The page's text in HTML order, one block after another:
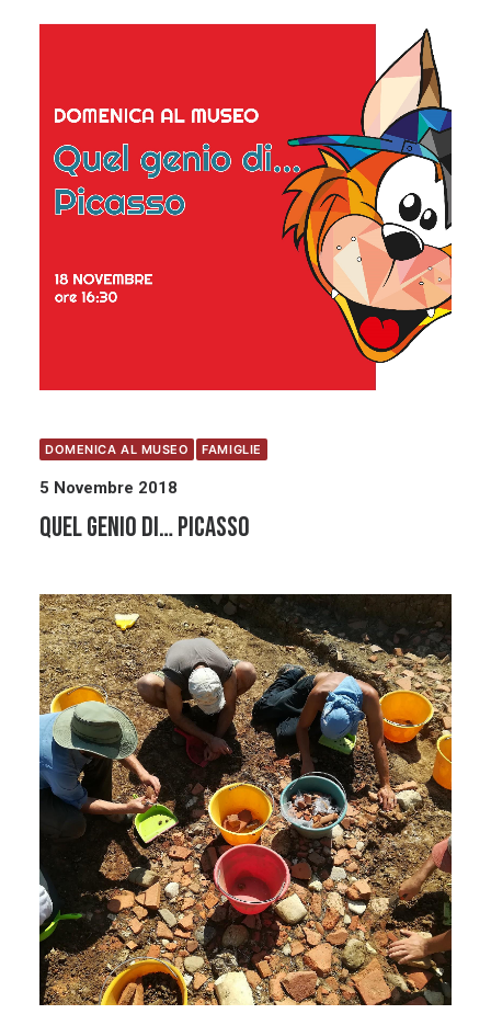
DOMENICA AL MUSEO FAMIGLIE
5 Novembre 2018
Quel genio di… Picasso